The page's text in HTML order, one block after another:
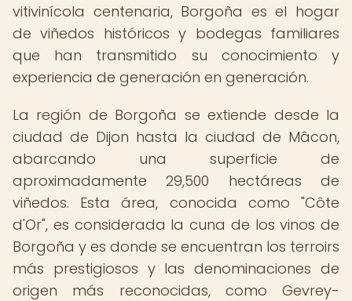
vitivinícola centenaria, Borgoña es el hogar
de viñedos históricos y bodegas familiares
que han transmitido su conocimiento y
experiencia de generación en generación.
La región de Borgoña se extiende desde la
ciudad de Dijon hasta la ciudad de Mâcon,
abarcando una superficie de
aproximadamente 29,500 hectáreas de
viñedos. Esta área, conocida como "Côte
d'Or", es considerada la cuna de los vinos de
Borgoña y es donde se encuentran los terroirs
más prestigiosos y las denominaciones de
origen más reconocidas, como Gevrey-